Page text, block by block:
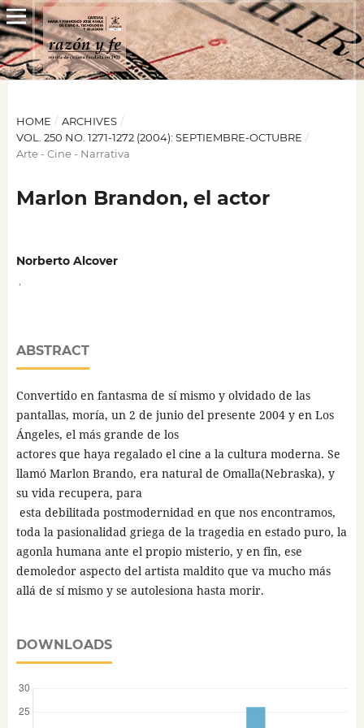
HOME / ARCHIVES /
VOL. 250 NO. 1271-1272 (2004): SEPTIEMBRE-OCTUBRE /
Arte - Cine - Narrativa
Marlon Brandon, el actor
Norberto Alcover
ABSTRACT
Convertido en fantasma de sí mismo y olvidado de las
pantallas, moría, un 2 de junio del presente 2004 y en Los
Ángeles, el más grande de los
actores que haya regalado el cine a la cultura moderna. Se
llamó Marlon Brando, era natural de Omalla(Nebraska), y
su vida recupera, para
esta debilitada postmodernidad en que nos encontramos,
toda la pasionalidad griega de la tragedia en estado puro, la
agonla humana ante el propio misterio, y en fin, ese
demoledor aspecto del artista maldito que va mucho más
allá de sí mismo y se autolesiona hasta morir.
DOWNLOADS